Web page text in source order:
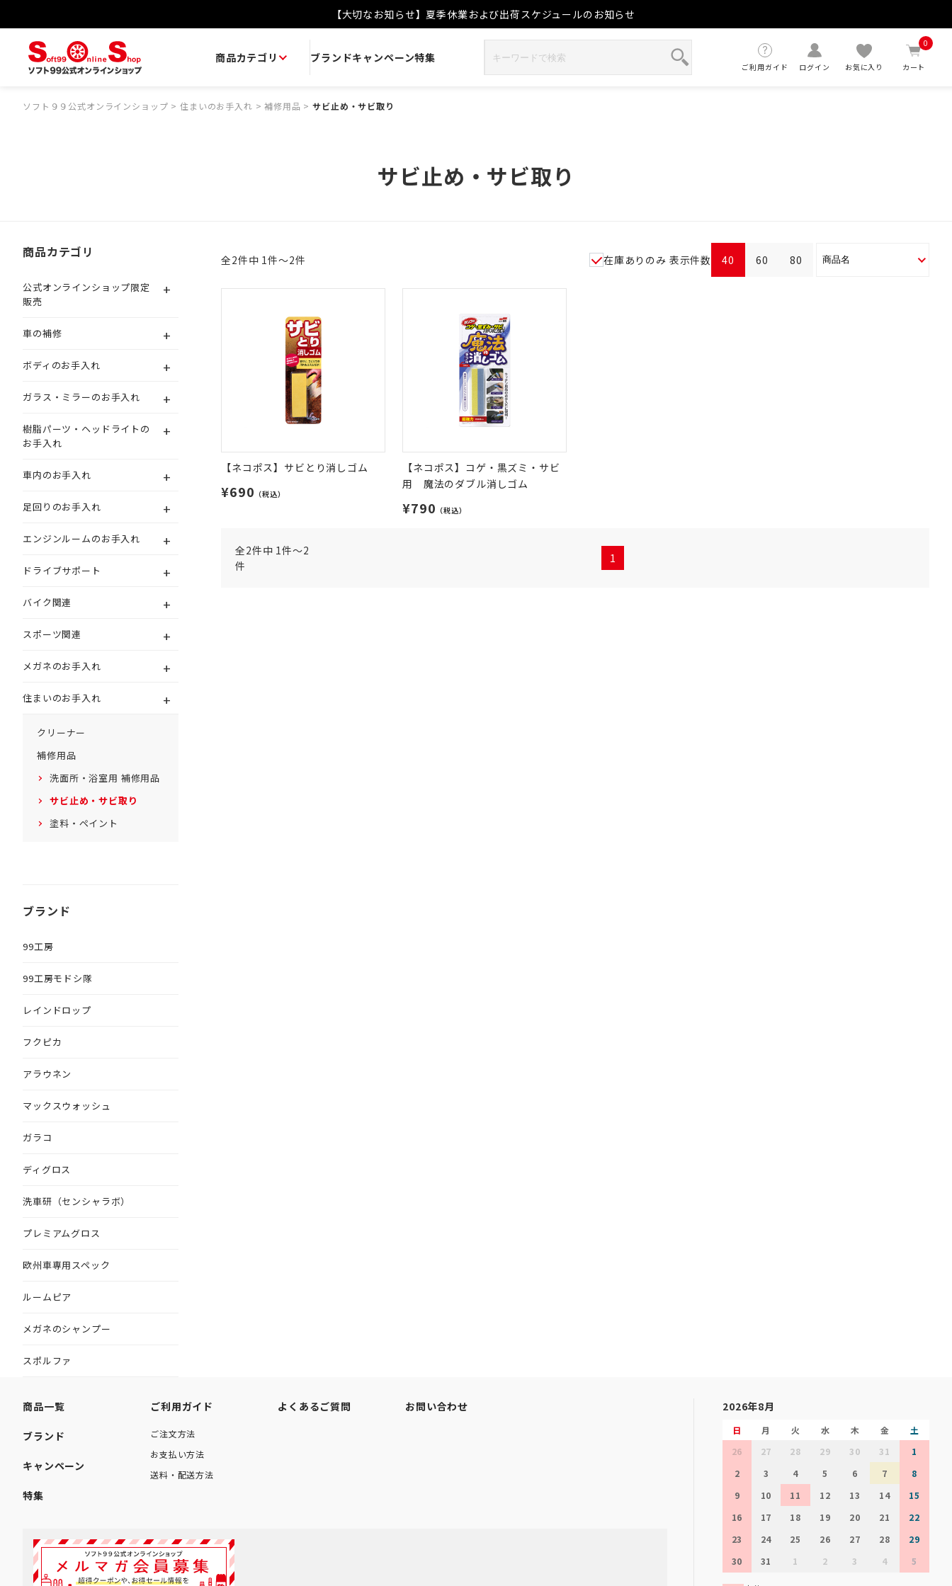
【大切なお知らせ】夏季休業および出荷スケジュールのお知らせ
商品カテゴリ ブランドキャンペーン特集
ご利用ガイド ログイン お気に入り カート
0
ソフト９９公式オンラインショップ > 住まいのお手入れ > 補修用品 > サビ止め・サビ取り
サビ止め・サビ取り
商品カテゴリ
公式オンラインショップ限定
販売
+
車の補修 +
ボディのお手入れ +
ガラス・ミラーのお手入れ +
樹脂パーツ・ヘッドライトの
お手入れ
+
車内のお手入れ +
足回りのお手入れ +
エンジンルームのお手入れ +
ドライブサポート +
バイク関連 +
スポーツ関連 +
メガネのお手入れ +
住まいのお手入れ +
クリーナー
補修用品
洗面所・浴室用 補修用品
サビ止め・サビ取り
塗料・ペイント
ブランド
99工房
99工房モドシ隊
レインドロップ
フクピカ
アラウネン
マックスウォッシュ
ガラコ
ディグロス
洗車研（センシャラボ）
プレミアムグロス
欧州車専用スペック
ルームピア
メガネのシャンプー
スポルファ
全2件中 1件～2件 在庫ありのみ 表示件数 40 60 80
【ネコポス】サビとり消しゴム
¥690 （税込）
【ネコポス】コゲ・黒ズミ・サビ
用 魔法のダブル消しゴム
¥790 （税込）
全2件中 1件～2
件
1
商品一覧
ブランド
キャンペーン
特集
ご利用ガイド
ご注文方法
お支払い方法
送料・配送方法
よくあるご質問 お問い合わせ 2026年8月
日 月 火 水 木 金
土
26
27 28 29 30 31
1
2
3 4 5 6 7
8
9
10 11 12 13 14
15
16
17 18 19 20 21
22
23
24 25 26 27 28
29
30
31 1 2 3 4 5